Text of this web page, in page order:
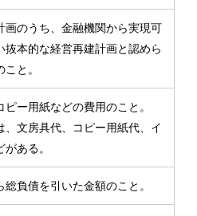
画のうち、金融機関から実現可
抜本的な経営再建計画と認めら
と。
ピー用紙などの費用のこと。
、文房具代、コピー用紙代、イ
ある。
総負債を引いた金額のこと。